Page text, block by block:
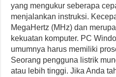
yang mengukur seberapa
menjalankan instruksi.
MegaHertz (MHz) dan
kekuatan komputer. PC
umumnya harus memiliki
Seorang pengguna listrik
atau lebih tinggi. Jika Anda